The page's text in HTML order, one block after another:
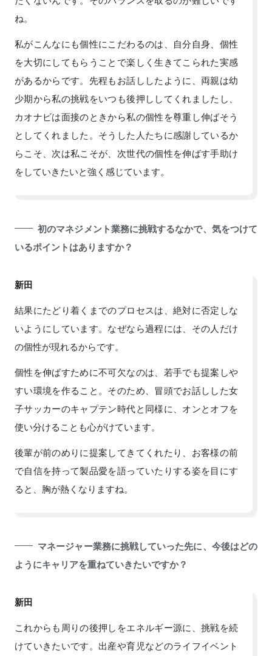
ね。
私がこんなにも個性にこだわるのは、自分自身、個性
を大切にしてもらうことで楽しく生きてこられた実感
があるからです。先程もお話ししたように、両親は幼
少期から私の挑戦をいつも後押ししてくれましたし、
カオナビは面接のときから私の個性を尊重し伸ばそう
としてくれました。そうした人たちに感謝しているか
らこそ、次は私こそが、次世代の個性を伸ばす手助け
をしていきたいと強く感じています。
初のマネジメント業務に挑戦するなかで、気をつけて
いるポイントはありますか？
新田
結果にたどり着くまでのプロセスは、絶対に否定しな
いようにしています。なぜなら過程には、その人だけ
の個性が現れるからです。
個性を伸ばすために不可欠なのは、若手でも提案しや
すい環境を作ること。そのため、冒頭でお話しした女
子サッカーのキャプテン時代と同様に、オンとオフを
使い分けることも心がけています。
後輩が前のめりに提案してきてくれたり、お客様の前
で自信を持って製品愛を語っていたりする姿を目にす
ると、胸が熱くなりますね。
マネージャー業務に挑戦していった先に、今後はどの
ようにキャリアを重ねていきたいですか？
新田
これからも周りの後押しをエネルギー源に、挑戦を続
けていきたいです。出産や育児などのライフイベント